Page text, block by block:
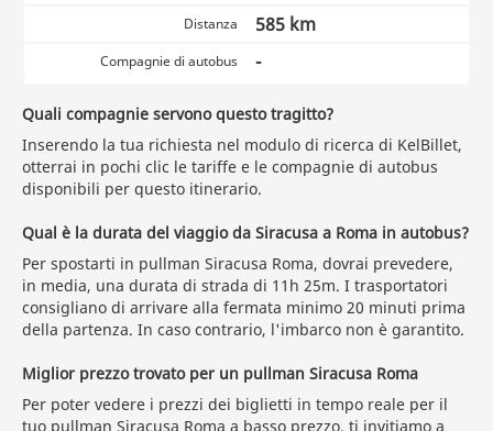
Distanza 585 km
Compagnie di autobus -
Quali compagnie servono questo tragitto?
Inserendo la tua richiesta nel modulo di ricerca di KelBillet,
otterrai in pochi clic le tariffe e le compagnie di autobus
disponibili per questo itinerario.
Qual è la durata del viaggio da Siracusa a Roma in autobus?
Per spostarti in pullman Siracusa Roma, dovrai prevedere,
in media, una durata di strada di 11h 25m. I trasportatori
consigliano di arrivare alla fermata minimo 20 minuti prima
della partenza. In caso contrario, l'imbarco non è garantito.
Miglior prezzo trovato per un pullman Siracusa Roma
Per poter vedere i prezzi dei biglietti in tempo reale per il
tuo pullman Siracusa Roma a basso prezzo, ti invitiamo a